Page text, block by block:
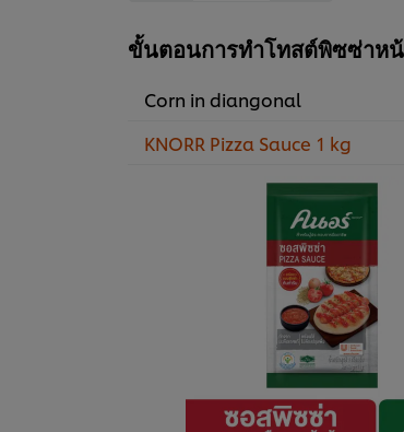
ขั้นตอนการทำโทสต์พิซซ่าห
Corn in diangonal
KNORR Pizza Sauce 1 kg